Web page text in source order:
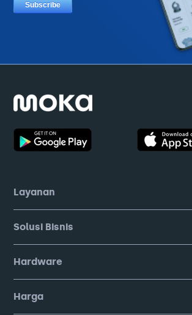
Layanan
Solusi Bisnis
Hardware
Harga